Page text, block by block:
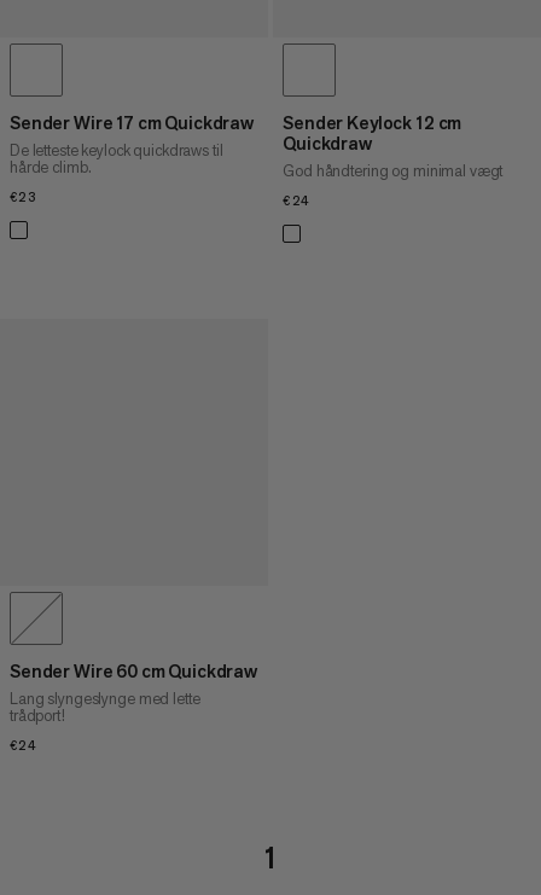
Sender Wire 17 cm Quickdraw
De letteste keylock quickdraws til
hårde climb.
€23
Sender Keylock 12 cm
Quickdraw
God håndtering og minimal vægt
€24
Sender Wire 60 cm Quickdraw
Lang slyngeslynge med lette
trådport!
€24
1